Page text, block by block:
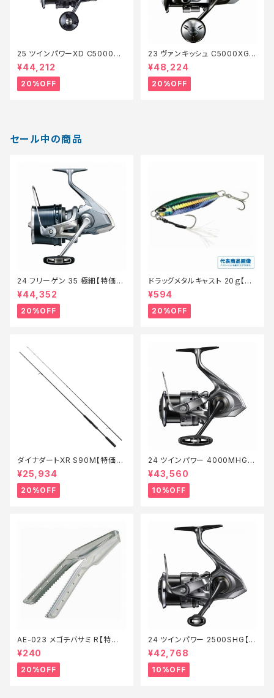
25 ツインパワーXD C5000XG
【特価リール】【20】
¥44,212
20%OFF
23 ヴァンキッシュ C5000XG
【特価リール】【20】
¥48,224
20%OFF
セール中の商品
24 フリーゲン 35 極細【特価リ
ール】【20】
¥44,352
20%OFF
ドラッグメタルキャスト 20ｇ【特
価ルアー】【20】
¥594
20%OFF
ダイナダートXR S90M【特価ロ
ッド】【20】
¥25,934
20%OFF
24 ツインパワー 4000MHG
【継続セール_リール】【10】
¥43,560
10%OFF
AE-023 メゴチバサミ R【特価
装備】【20】
¥240
20%OFF
24 ツインパワー 2500SHG【継
続セール_リール】【10】
¥42,768
10%OFF